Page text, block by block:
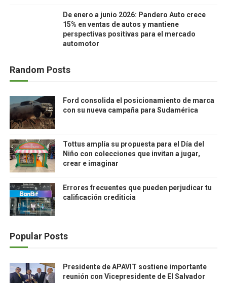
De enero a junio 2026: Pandero Auto crece
15% en ventas de autos y mantiene
perspectivas positivas para el mercado
automotor
Random Posts
Ford consolida el posicionamiento de marca
con su nueva campaña para Sudamérica
Tottus amplía su propuesta para el Día del
Niño con colecciones que invitan a jugar,
crear e imaginar
Errores frecuentes que pueden perjudicar tu
calificación crediticia
Popular Posts
Presidente de APAVIT sostiene importante
reunión con Vicepresidente de El Salvador